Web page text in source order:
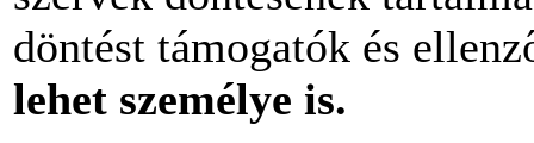
döntést támogatók és
lehet személye is.